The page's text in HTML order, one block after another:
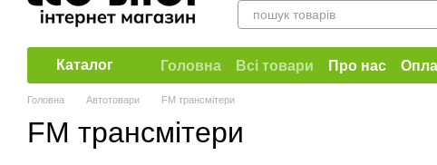
Каталог Головна Всі товари Про нас
Договір публічної оферти
Головна Автотовари FM трансмітери
FM трансмітери